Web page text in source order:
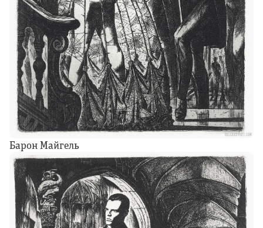
Барон Майгель